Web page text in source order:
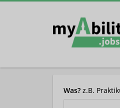
Was? z.B.